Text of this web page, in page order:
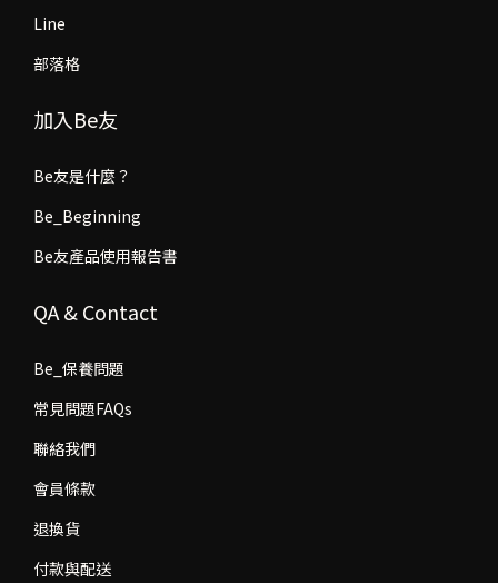
Line
部落格
加入Be友
Be友是什麼？
Be_Beginning
Be友產品使用報告書
QA & Contact
Be_保養問題
常見問題FAQs
聯絡我們
會員條款
退換貨
付款與配送